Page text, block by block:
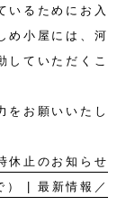
いるためにお入
め小屋には、河
していただくこ
をお願いいたし
休止のお知らせ
） | 最新情報／